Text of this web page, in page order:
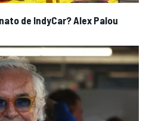
de IndyCar? Alex Palou